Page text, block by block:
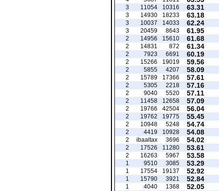
63.31
10316
11054
3
63.18
18233
14930
3
62.24
14033
10037
3
61.95
8643
20459
3
61.68
15610
14956
2
61.34
872
14831
2
60.19
6691
7923
2
59.56
19019
15266
2
58.09
4207
5855
2
57.61
17366
15789
2
57.16
2218
5305
2
57.11
5520
9040
2
57.09
12658
11458
2
56.04
42504
19766
2
55.45
19775
19762
2
54.74
5248
10948
2
54.08
10928
4419
2
54.02
3696
ibaaltax
2
53.61
11280
17526
2
53.58
5967
16263
2
53.29
3085
9510
1
52.92
19137
17554
1
52.84
3921
15790
1
52.05
1368
4040
1